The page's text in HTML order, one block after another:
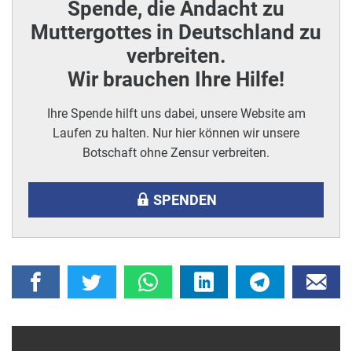
Spende, die Andacht zu
Muttergottes in Deutschland zu
verbreiten.
Wir brauchen Ihre Hilfe!
Ihre Spende hilft uns dabei, unsere Website am
Laufen zu halten. Nur hier können wir unsere
Botschaft ohne Zensur verbreiten.
SPENDEN